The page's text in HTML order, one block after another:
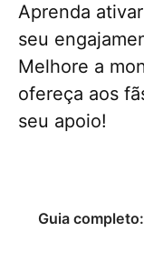
Aprenda
seu
Melhore a
ofereça aos
seu apoio!
Guia